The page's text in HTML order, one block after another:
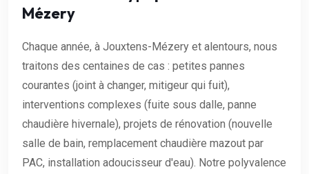
Mézery
Chaque année, à Jouxtens-Mézery et alentours, nous
traitons des centaines de cas : petites pannes
courantes (joint à changer, mitigeur qui fuit),
interventions complexes (fuite sous dalle, panne
chaudière hivernale), projets de rénovation (nouvelle
salle de bain, remplacement chaudière mazout par
PAC, installation adoucisseur d'eau). Notre polyvalence